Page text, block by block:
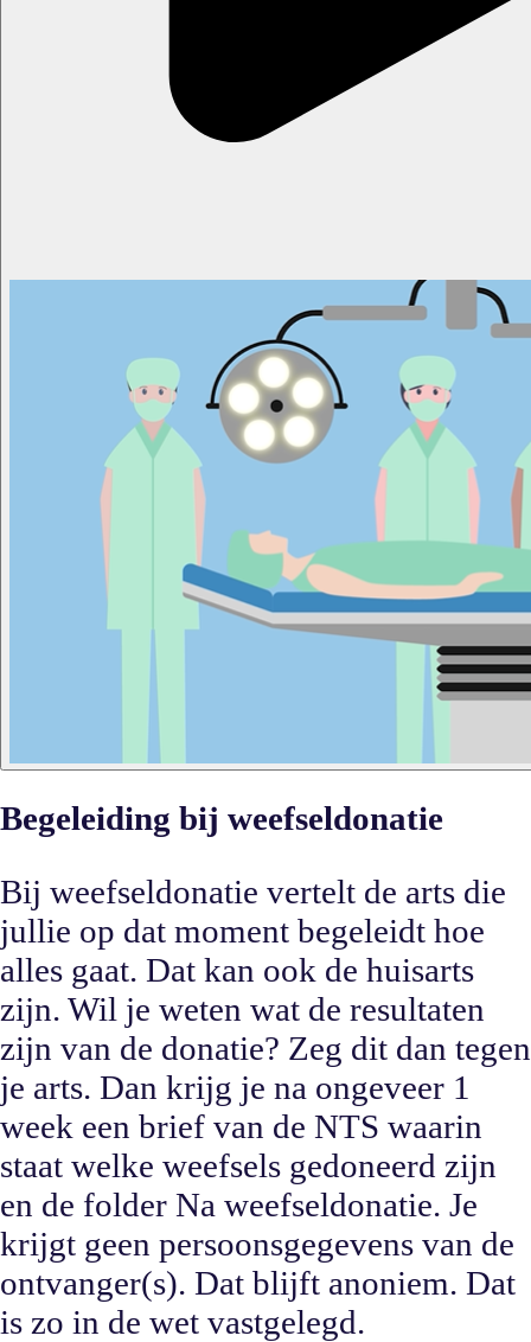
Begeleiding bij weefseldonatie
Bij weefseldonatie vertelt de arts die
jullie op dat moment begeleidt hoe
alles gaat. Dat kan ook de huisarts
zijn. Wil je weten wat de resultaten
zijn van de donatie? Zeg dit dan tegen
je arts. Dan krijg je na ongeveer 1
week een brief van de NTS waarin
staat welke weefsels gedoneerd zijn
en de folder Na weefseldonatie. Je
krijgt geen persoonsgegevens van de
ontvanger(s). Dat blijft anoniem. Dat
is zo in de wet vastgelegd.